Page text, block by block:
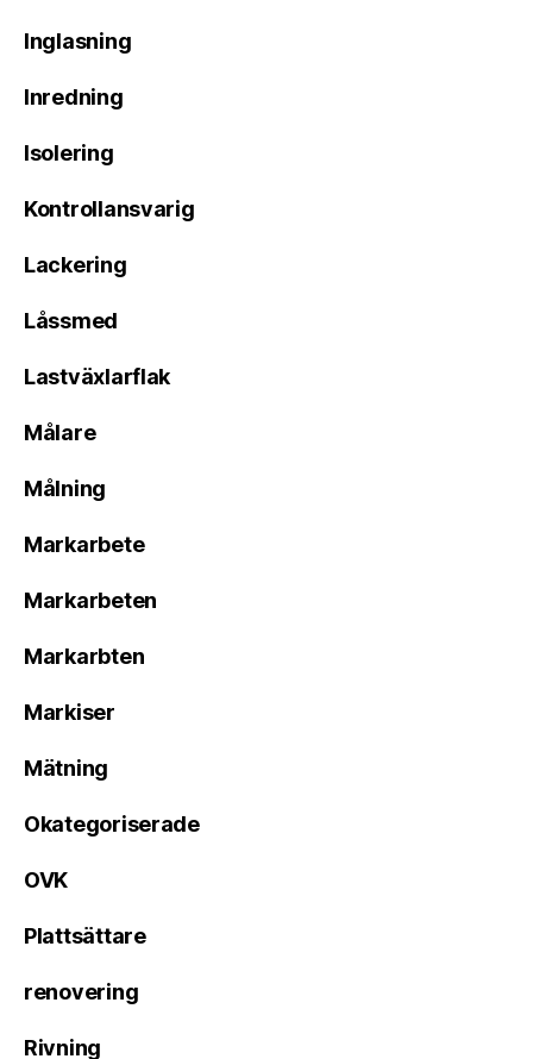
Inglasning
Inredning
Isolering
Kontrollansvarig
Lackering
Låssmed
Lastväxlarflak
Målare
Målning
Markarbete
Markarbeten
Markarbten
Markiser
Mätning
Okategoriserade
OVK
Plattsättare
renovering
Rivning